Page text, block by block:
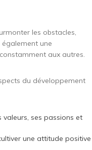
les obstacles,
également une
aux autres.
du développement
valeurs, ses passions et
une attitude positive